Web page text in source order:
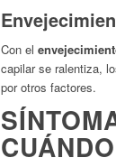
Con el
capilar se ralentiza,
por otros factores.